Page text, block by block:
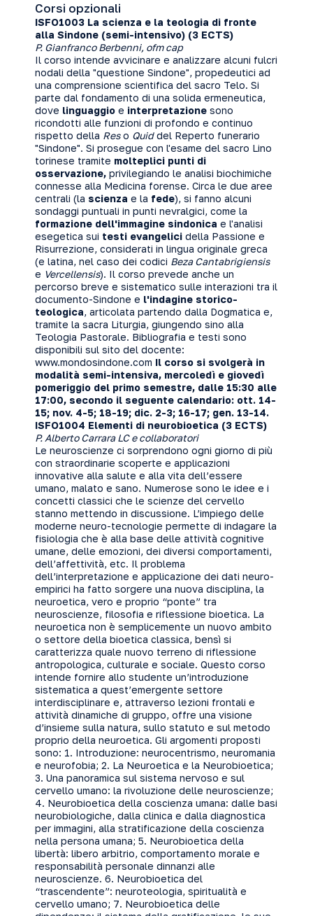
Corsi opzionali
ISFO1003 La scienza e la teologia di fronte
alla Sindone (semi-intensivo) (3 ECTS)
P. Gianfranco Berbenni, ofm cap
Il corso intende avvicinare e analizzare alcuni fulcri
nodali della "questione Sindone", propedeutici ad
una comprensione scientifica del sacro Telo. Si
parte dal fondamento di una solida ermeneutica,
dove linguaggio e interpretazione sono
ricondotti alle funzioni di profondo e continuo
rispetto della Reso Quiddel Reperto funerario
"Sindone". Si prosegue con l'esame del sacro Lino
torinese tramite molteplici punti di
osservazione, privilegiando le analisi biochimiche
connesse alla Medicina forense. Circa le due aree
centrali (la scienza e la fede), si fanno alcuni
sondaggi puntuali in punti nevralgici, come la
formazione dell'immagine sindonica e l'analisi
esegetica sui testi evangelici della Passione e
Risurrezione, considerati in lingua originale greca
(e latina, nel caso dei codici Beza Cantabrigiensis
e Vercellensis). Il corso prevede anche un
percorso breve e sistematico sulle interazioni tra il
documento-Sindone e l'indagine storico-
teologica, articolata partendo dalla Dogmatica e,
tramite la sacra Liturgia, giungendo sino alla
Teologia Pastorale. Bibliografia e testi sono
disponibili sul sito del docente:
www.mondosindone.com Il corso si svolgerà in
modalità semi-intensiva, mercoledì e giovedì
pomeriggio del primo semestre, dalle 15:30 alle
17:00, secondo il seguente calendario: ott. 14-
15; nov. 4-5; 18-19; dic. 2-3; 16-17; gen. 13-14.
ISFO1004 Elementi di neurobioetica (3 ECTS)
P. Alberto Carrara LC e collaboratori
Le neuroscienze ci sorprendono ogni giorno di più
con straordinarie scoperte e applicazioni
innovative alla salute e alla vita dell’essere
umano, malato e sano. Numerose sono le idee e i
concetti classici che le scienze del cervello
stanno mettendo in discussione. L’impiego delle
moderne neuro-tecnologie permette di indagare la
fisiologia che è alla base delle attività cognitive
umane, delle emozioni, dei diversi comportamenti,
dell’affettività, etc. Il problema
dell’interpretazione e applicazione dei dati neuro-
empirici ha fatto sorgere una nuova disciplina, la
neuroetica, vero e proprio “ponte” tra
neuroscienze, filosofia e riflessione bioetica. La
neuroetica non è semplicemente un nuovo ambito
o settore della bioetica classica, bensì si
caratterizza quale nuovo terreno di riflessione
antropologica, culturale e sociale. Questo corso
intende fornire allo studente un’introduzione
sistematica a quest’emergente settore
interdisciplinare e, attraverso lezioni frontali e
attività dinamiche di gruppo, offre una visione
d’insieme sulla natura, sullo statuto e sul metodo
proprio della neuroetica. Gli argomenti proposti
sono: 1. Introduzione: neurocentrismo, neuromania
e neurofobia; 2. La Neuroetica e la Neurobioetica;
3. Una panoramica sul sistema nervoso e sul
cervello umano: la rivoluzione delle neuroscienze;
4. Neurobioetica della coscienza umana: dalle basi
neurobiologiche, dalla clinica e dalla diagnostica
per immagini, alla stratificazione della coscienza
nella persona umana; 5. Neurobioetica della
libertà: libero arbitrio, comportamento morale e
responsabilità personale dinnanzi alle
neuroscienze. 6. Neurobioetica del
“trascendente”: neuroteologia, spiritualità e
cervello umano; 7. Neurobioetica delle